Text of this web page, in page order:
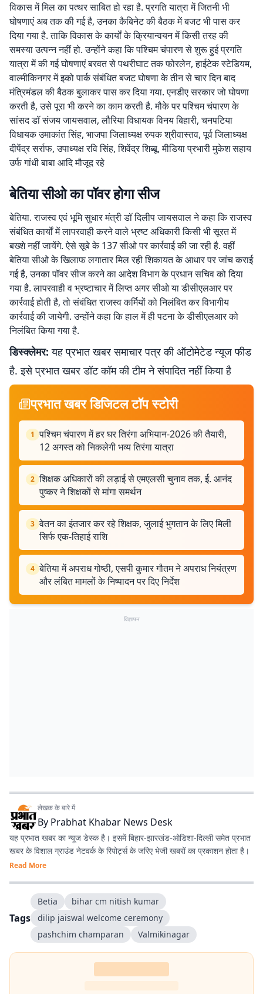
विकास में मिल का पत्थर साबित हो रहा है. प्रगति यात्रा में जितनी भी
घोषणाएं अब तक की गई है, उनका कैबिनेट की बैठक में बजट भी पास कर
दिया गया है. ताकि विकास के कार्यों के क्रियान्वयन में किसी तरह की
समस्या उत्पन्न नहीं हो. उन्होंने कहा कि पश्चिम चंपारण से शुरू हुई प्रगति
यात्रा में की गई घोषणाएं बरवत से पथरीघाट तक फोरलेन, हाईटेक स्टेडियम,
वाल्मीकिनगर में इको पार्क संबंधित बजट घोषणा के तीन से चार दिन बाद
मंत्रिमंडल की बैठक बुलाकर पास कर दिया गया. एनडीए सरकार जो घोषणा
करती है, उसे पूरा भी करने का काम करती है. मौके पर पश्चिम चंपारण के
सांसद डॉ संजय जायसवाल, लौरिया विधायक विनय बिहारी, चनपटिया
विधायक उमाकांत सिंह, भाजपा जिलाध्यक्ष रुपक श्रीवास्तव, पूर्व जिलाध्यक्ष
दीपेंद्र सर्राफ, उपाध्यक्ष रवि सिंह, शिवेंद्र शिब्बू, मीडिया प्रभारी मुकेश सहाय
उर्फ गांधी बाबा आदि मौजूद रहे
बेतिया सीओ का पॉवर होगा सीज
बेतिया. राजस्व एवं भूमि सुधार मंत्री डॉ दिलीप जायसवाल ने कहा कि राजस्व
संबंधित कार्यों में लापरवाही करने वाले भ्रष्ट अधिकारी किसी भी सूरत में
बख्शे नहीं जायेंगे. ऐसे सूबे के 137 सीओ पर कार्रवाई की जा रही है. वहीं
बेतिया सीओ के खिलाफ लगातार मिल रही शिकायत के आधार पर जांच कराई
गई है, उनका पॉवर सीज करने का आदेश विभाग के प्रधान सचिव को दिया
गया है. लापरवाही व भ्रष्टाचार में लिप्त अगर सीओ या डीसीएलआर पर
कार्रवाई होती है, तो संबंधित राजस्व कर्मियों को निलंबित कर विभागीय
कार्रवाई की जायेगी. उन्होंने कहा कि हाल में ही पटना के डीसीएलआर को
निलंबित किया गया है.
डिस्क्लेमर: यह प्रभात खबर समाचार पत्र की ऑटोमेटेड न्यूज फीड
है. इसे प्रभात खबर डॉट कॉम की टीम ने संपादित नहीं किया है
प्रभात खबर डिजिटल टॉप स्टोरी
1 पश्चिम चंपारण में हर घर तिरंगा अभियान-2026 की तैयारी,
12 अगस्त को निकलेगी भव्य तिरंगा यात्रा
2 शिक्षक अधिकारों की लड़ाई से एमएलसी चुनाव तक, ई. आनंद
पुष्कर ने शिक्षकों से मांगा समर्थन
3 वेतन का इंतजार कर रहे शिक्षक, जुलाई भुगतान के लिए मिली
सिर्फ एक-तिहाई राशि
4 बेतिया में अपराध गोष्ठी, एसपी कुमार गौतम ने अपराध नियंत्रण
और लंबित मामलों के निष्पादन पर दिए निर्देश
विज्ञापन
लेखक के बारे में
By Prabhat Khabar News Desk
यह प्रभात खबर का न्यूज डेस्क है। इसमें बिहार-झारखंड-ओडिशा-दिल्‍ली समेत प्रभात
खबर के विशाल ग्राउंड नेटवर्क के रिपोर्ट्स के जरिए भेजी खबरों का प्रकाशन होता है।
Read More
Tags
Betia
bihar cm nitish kumar
dilip jaiswal welcome ceremony
pashchim champaran
Valmikinagar